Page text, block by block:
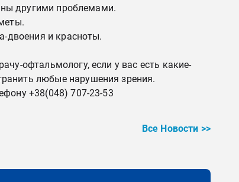
другими проблемами.
двоения и красноты.
офтальмологу, если у вас есть какие-
любые нарушения зрения.
+38(048) 707-23-53
Все Новости >>